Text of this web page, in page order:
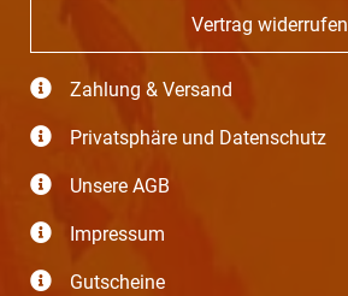
Vertrag widerrufen
Zahlung & Versand
Privatsphäre und Datenschutz
Unsere AGB
Impressum
Gutscheine